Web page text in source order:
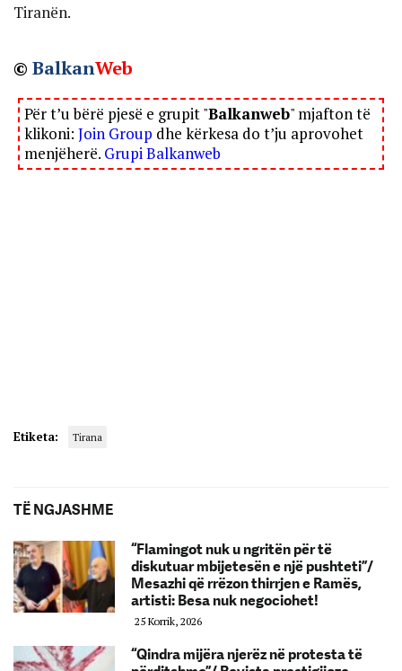
Tiranën.
© BalkanWeb
Për t’u bërë pjesë e grupit "Balkanweb" mjafton të
klikoni: Join Group dhe kërkesa do t’ju aprovohet
menjëherë. Grupi Balkanweb
Etiketa: Tirana
TË NGJASHME
“Flamingot nuk u ngritën për të
diskutuar mbijetesën e një pushteti”/
Mesazhi që rrëzon thirrjen e Ramës,
artisti: Besa nuk negociohet!
25 Korrik, 2026
“Qindra mijëra njerëz në protesta të